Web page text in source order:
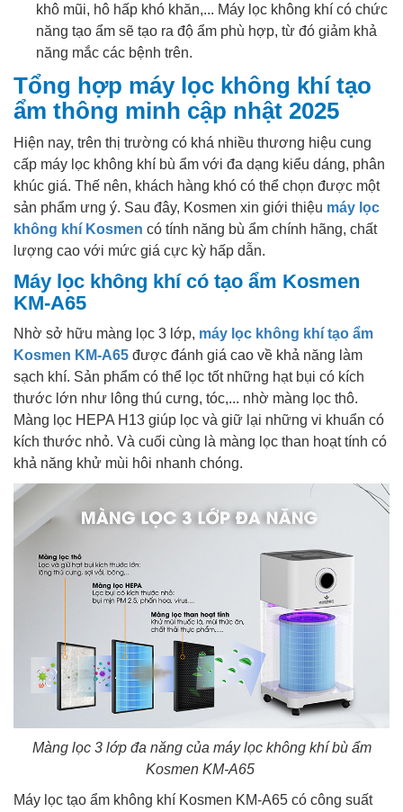
khô mũi, hô hấp khó khăn,... Máy lọc không khí có chức
năng tạo ẩm sẽ tạo ra độ ẩm phù hợp, từ đó giảm khả
năng mắc các bệnh trên.
Tổng hợp máy lọc không khí tạo
ẩm thông minh cập nhật 2025
Hiện nay, trên thị trường có khá nhiều thương hiệu cung
cấp máy lọc không khí bù ẩm với đa dạng kiểu dáng, phân
khúc giá. Thế nên, khách hàng khó có thể chọn được một
sản phẩm ưng ý. Sau đây, Kosmen xin giới thiệu máy lọc
không khí Kosmen có tính năng bù ẩm chính hãng, chất
lượng cao với mức giá cực kỳ hấp dẫn.
Máy lọc không khí có tạo ẩm Kosmen
KM-A65
Nhờ sở hữu màng lọc 3 lớp, máy lọc không khí tạo ẩm
Kosmen KM-A65 được đánh giá cao về khả năng làm
sạch khí. Sản phẩm có thể lọc tốt những hạt bụi có kích
thước lớn như lông thú cưng, tóc,... nhờ màng lọc thô.
Màng lọc HEPA H13 giúp lọc và giữ lại những vi khuẩn có
kích thước nhỏ. Và cuối cùng là màng lọc than hoạt tính có
khả năng khử mùi hôi nhanh chóng.
Màng lọc 3 lớp đa năng của máy lọc không khí bù ẩm
Kosmen KM-A65
Máy lọc tạo ẩm không khí Kosmen KM-A65 có công suất